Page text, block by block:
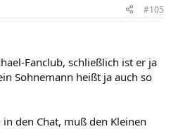
#105
Fanclub, schließlich ist er ja
Sohnemann heißt ja auch so
den Chat, muß den Kleinen